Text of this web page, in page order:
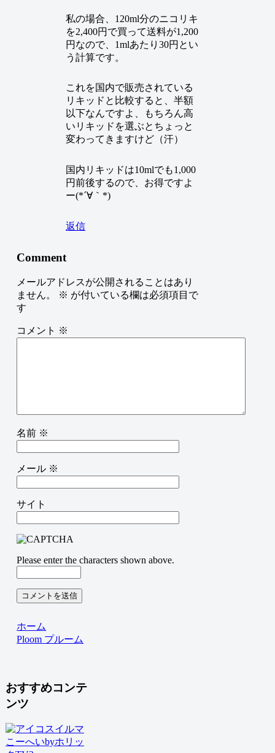
私の場合、120ml分のニコリキ
を2,400円で買って送料が1,200
円なので、1mlあたり30円とい
う計算です。
これを国内で販売されている
リキッドと比較すると、半額
以下なんですよ、もちろん高
いリキッドを選ぶとちょっと
変わってきますけど（汗）
国内リキッドは10mlでも1,000
円前後するので、お得ですよ
ー(*´∀｀*)
返信
Comment
メールアドレスが公開されることはあり
ません。
※ が付いている欄は必須項目で
す
コメント ※
名前 ※
メール ※
サイト
Please enter the characters shown above.
ホーム
Ploom プルーム
おすすめコンテ
ンツ
こーへいbyホリッ